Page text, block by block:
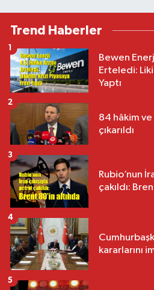
Trend Haberler
Bewen
Erteledi:
Yaptı
1
84 hâkim ve
çıkarıldı
2
Rubio’nun
çakıldı:
3
kararlarını
4
5